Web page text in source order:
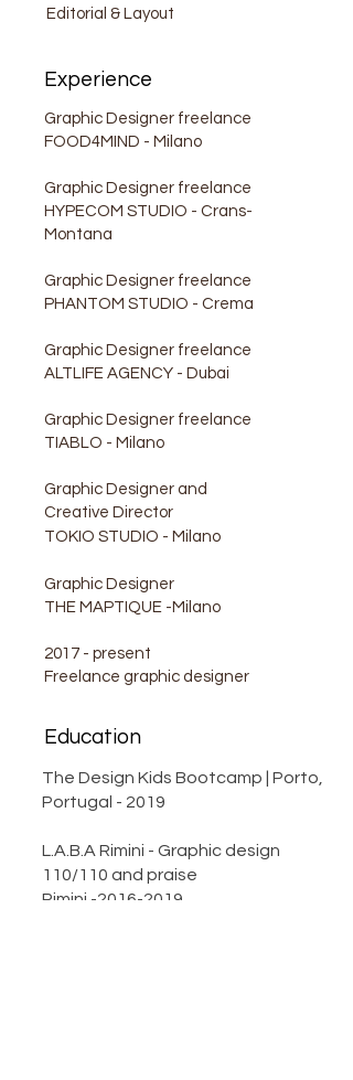
Editorial & Layout
Experience
Graphic Designer freelance
FOOD4MIND - Milano
Graphic Designer freelance
HYPECOM STUDIO - Crans-
Montana
Graphic Designer freelance
PHANTOM STUDIO - Crema
Graphic Designer freelance
ALTLIFE AGENCY - Dubai
Graphic Designer freelance
TIABLO - Milano
Graphic Designer and
Creative Director
TOKIO STUDIO - Milano
Graphic Designer
THE MAPTIQUE -Milano
2017 - present
Freelance graphic designer
Education
The Design Kids Bootcamp | Porto,
Portugal - 2019
L.A.B.A Rimini - Graphic design
110/110 and praise
Rimini -2016-2019